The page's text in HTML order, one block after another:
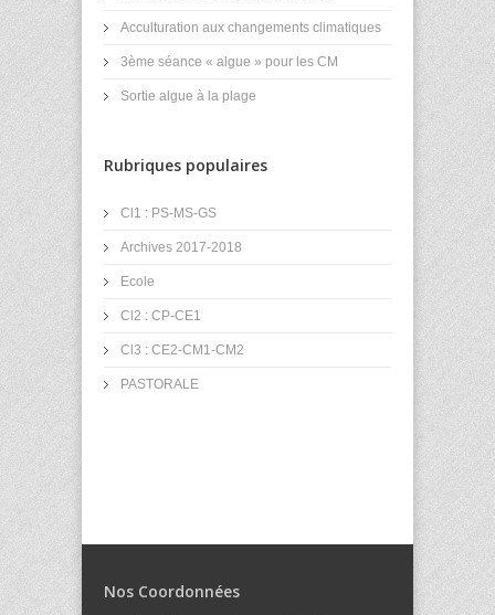
Acculturation aux changements climatiques
3ème séance « algue » pour les CM
Sortie algue à la plage
Rubriques populaires
Cl1 : PS-MS-GS
Archives 2017-2018
Ecole
Cl2 : CP-CE1
Cl3 : CE2-CM1-CM2
PASTORALE
Nos Coordonnées